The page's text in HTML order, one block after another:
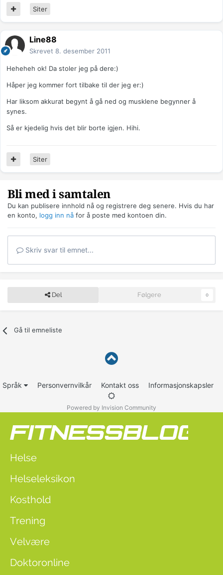
Siter
Line88
Skrevet 8. desember 2011
Heheheh ok! Da stoler jeg på dere:)
Håper jeg kommer fort tilbake til der jeg er:)
Har liksom akkurat begynt å gå ned og musklene begynner å
synes.
Så er kjedelig hvis det blir borte igjen. Hihi.
Siter
Bli med i samtalen
Du kan publisere innhold nå og registrere deg senere. Hvis du har
en konto, logg inn nå for å poste med kontoen din.
Skriv svar til emnet...
Del Følgere 0
Gå til emneliste
Språk Personvernvilkår Kontakt oss Informasjonskapsler
Powered by Invision Community
Helse
Helseleksikon
Kosthold
Trening
Velvære
Doktoronline